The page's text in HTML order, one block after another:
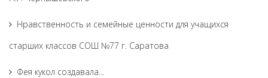
Нравственность и семейные ценности для учащихся
старших классов СОШ №77 г. Саратова
Фея кукол создавала...